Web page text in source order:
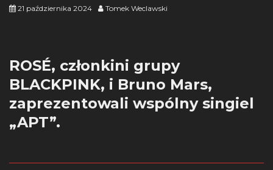
21 października 2024 Tomek Weclawski
ROSÉ, członkini grupy
BLACKPINK, i Bruno Mars,
zaprezentowali wspólny singiel
„APT”.